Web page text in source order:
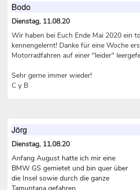
Bodo
Dienstag, 11.08.20
Wir haben bei Euch Ende Mai 2020 ein
kennengelernt! Danke für eine Woche
Motorradfahren auf einer "leider"
Sehr gerne immer wieder!
C y B
Jörg
Dienstag, 11.08.20
Anfang August hatte ich mir eine
BMW GS gemietet und bin quer über
die Insel sowie durch die ganze